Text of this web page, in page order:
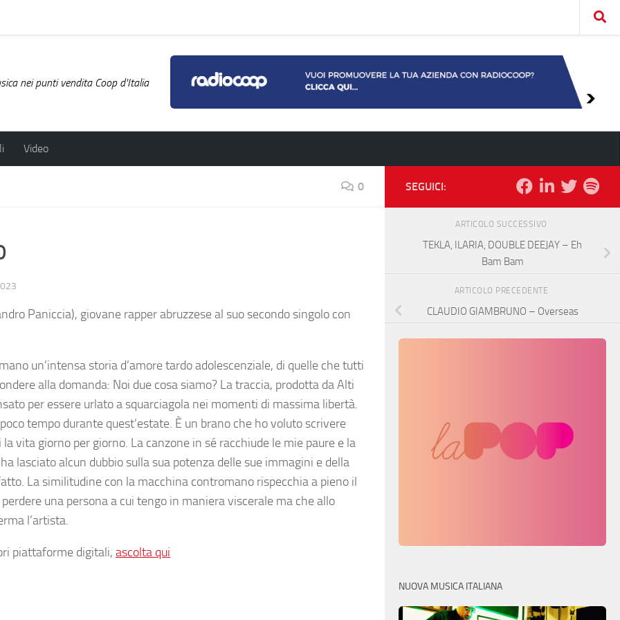
nei punti vendita Coop d'Italia
Video
0
Paniccia), giovane rapper abruzzese al suo secondo singolo con
un’intensa storia d’amore tardo adolescenziale, di quelle che tutti
alla domanda: Noi due cosa siamo? La traccia, prodotta da Alti
per essere urlato a squarciagola nei momenti di massima libertà.
tempo durante quest’estate. È un brano che ho voluto scrivere
vita giorno per giorno. La canzone in sé racchiude le mie paure e la
lasciato alcun dubbio sulla sua potenza delle sue immagini e della
La similitudine con la macchina contromano rispecchia a pieno il
una persona a cui tengo in maniera viscerale ma che allo
l’artista.
piattaforme digitali, ascolta qui
SEGUICI:
ARTICOLO SUCCESSIVO
TEKLA, ILARIA, DOUBLE DEEJAY – Eh
Bam Bam
ARTICOLO PRECEDENTE
CLAUDIO GIAMBRUNO – Overseas
NUOVA MUSICA ITALIANA